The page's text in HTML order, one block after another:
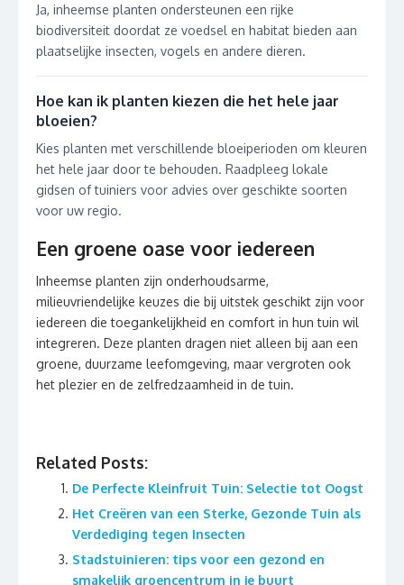
Ja, inheemse planten ondersteunen een rijke
biodiversiteit doordat ze voedsel en habitat bieden aan
plaatselijke insecten, vogels en andere dieren.
Hoe kan ik planten kiezen die het hele jaar
bloeien?
Kies planten met verschillende bloeiperioden om kleuren
het hele jaar door te behouden. Raadpleeg lokale
gidsen of tuiniers voor advies over geschikte soorten
voor uw regio.
Een groene oase voor iedereen
Inheemse planten zijn onderhoudsarme,
milieuvriendelijke keuzes die bij uitstek geschikt zijn voor
iedereen die toegankelijkheid en comfort in hun tuin wil
integreren. Deze planten dragen niet alleen bij aan een
groene, duurzame leefomgeving, maar vergroten ook
het plezier en de zelfredzaamheid in de tuin.
Related Posts:
De Perfecte Kleinfruit Tuin: Selectie tot Oogst
Het Creëren van een Sterke, Gezonde Tuin als
Verdediging tegen Insecten
Stadstuinieren: tips voor een gezond en
smakelijk groencentrum in je buurt